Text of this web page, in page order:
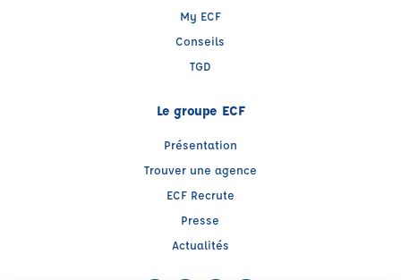
My ECF
Conseils
TGD
Le groupe ECF
Présentation
Trouver une agence
ECF Recrute
Presse
Actualités